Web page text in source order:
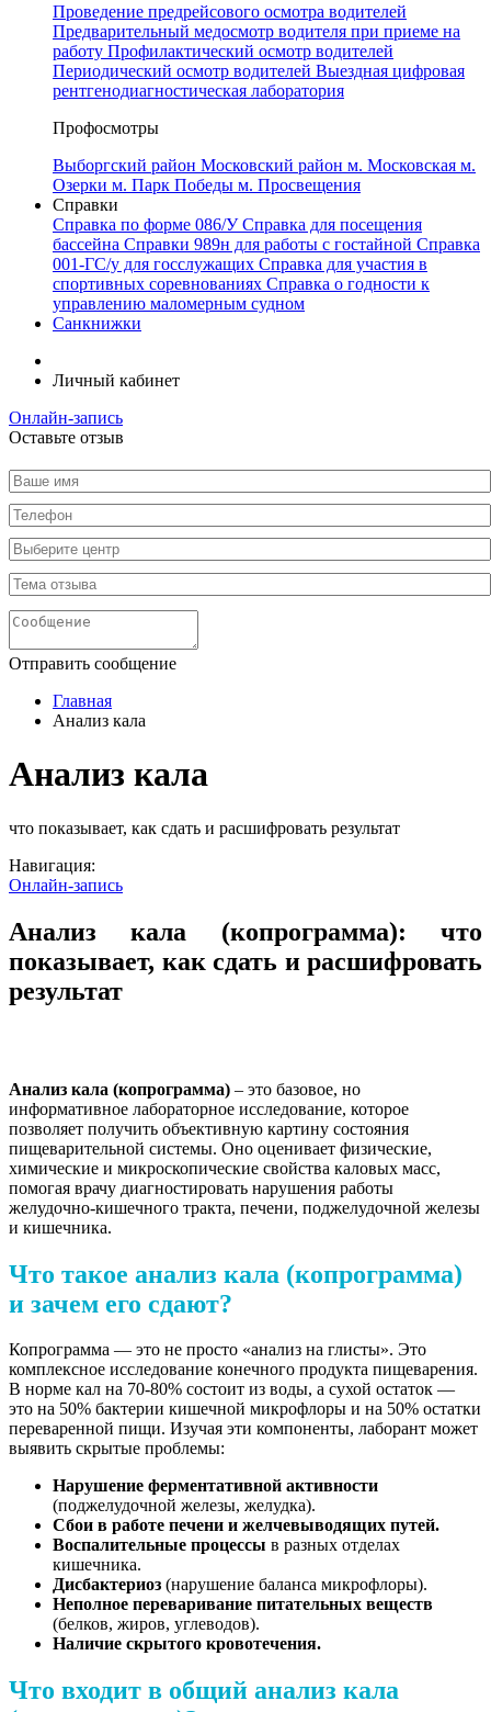
Проведение предрейсового осмотра водителей
Предварительный медосмотр водителя при приеме на
работу Профилактический осмотр водителей
Периодический осмотр водителей Выездная цифровая
рентгенодиагностическая лаборатория
Профосмотры
Выборгский район Московский район м. Московская м.
Озерки м. Парк Победы м. Просвещения
Справки
Справка по форме 086/УСправка для посещения
бассейна Справки 989н для работы c гостайной Справка
001-ГС/у для госслужащих Справка для участия в
спортивных соревнованиях Справка о годности к
управлению маломерным судном
Санкнижки
Личный кабинет
Онлайн-запись
Оставьте отзыв
Отправить сообщение
Главная
Анализ кала
Анализ кала
что показывает, как сдать и расшифровать результат
Навигация:
Онлайн-запись
Анализ кала (копрограмма): что
показывает, как сдать и расшифровать
результат
Анализ кала (копрограмма) – это базовое, но
информативное лабораторное исследование, которое
позволяет получить объективную картину состояния
пищеварительной системы. Оно оценивает физические,
химические и микроскопические свойства каловых масс,
помогая врачу диагностировать нарушения работы
желудочно-кишечного тракта, печени, поджелудочной железы
и кишечника.
Что такое анализ кала (копрограмма)
и зачем его сдают?
Копрограмма — это не просто «анализ на глисты». Это
комплексное исследование конечного продукта пищеварения.
В норме кал на 70-80% состоит из воды, а сухой остаток —
это на 50% бактерии кишечной микрофлоры и на 50% остатки
переваренной пищи. Изучая эти компоненты, лаборант может
выявить скрытые проблемы:
Нарушение ферментативной активности
(поджелудочной железы, желудка).
Сбои в работе печени и желчевыводящих путей.
Воспалительные процессы в разных отделах
кишечника.
Дисбактериоз (нарушение баланса микрофлоры).
Неполное переваривание питательных веществ
(белков, жиров, углеводов).
Наличие скрытого кровотечения.
Что входит в общий анализ кала